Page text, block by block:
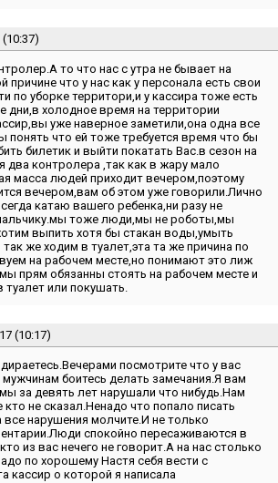
то что нас с утра не бывает на
причине что у нас как у персонала есть свои
по уборке территори,и у кассира тоже есть
дни,в холодное время на территории
уже наверное заметили,она одна все
понять что ей тоже требуется время что бы
билетик и выйти покатать Вас.в сезон на
два контролера ,так как в жару мало
масса людей приходит вечером,поэтому
вечером,вам об этом уже говорили.Лично
катаю вашего ребенка,ни разу не
тоже люди,мы не роботы,мы
выпить хотя бы стакан воды,умыть
же ходим в туалет,эта та же причина по
на рабочем месте,но понимают это лиж
прям обязанны стоять на рабочем месте и
или покушать.
(10:17)
посмотрите что у вас
боитесь делать замечания.Я вам
за девять лет нарушали что нибудь.Нам
кто не сказал.Ненадо что попало писать
все нарушения молчите.И не только
спокойно пересаживаются в
из вас нечего не говорит.А на нас столько
по хорошему Настя себя вести с
кассир о которой я написала